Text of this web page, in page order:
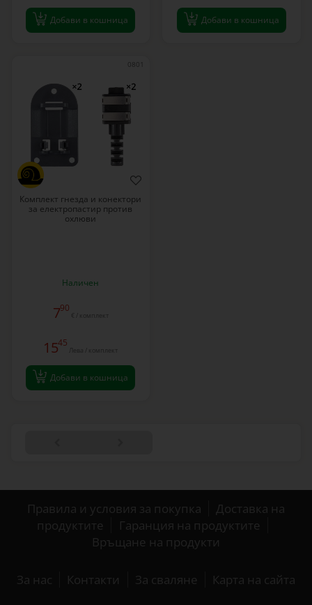
Добави в кошница Добави в кошница
0801
Комплект гнезда и конектори
за електропастир против
охлюви
Наличен
790
€ / комплект
1545
Лева / комплект
Добави в кошница
Правила и условия за покупка
Доставка на
продуктите
Гаранция на продуктите
Връщане на продукти
За нас Контакти За сваляне Карта на сайта